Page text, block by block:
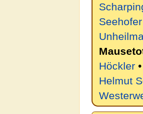
Seehofer
Höckler•
Helmut